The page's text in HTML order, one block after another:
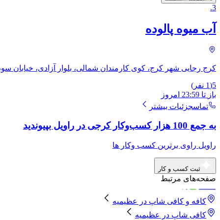
3
.
آب میوه پالوده
کرج رجایی شهر کرج، کوی کارمندان شمالی، بلوار آزادی، خیابان
5
(
1 نفر)
باز تا 23:59 امروز
تماسجزئیات بیشتر
به جمع 100 هزار کسب‌وکار کرجی در راویل بپیوندید
راویل راوی برترین کسب وکار ها
ثبت کسب و کار
صفحه‌های مرتبط
کافه و کافی شاپ در
عظیمیه
کافی شاپ در عظیمیه